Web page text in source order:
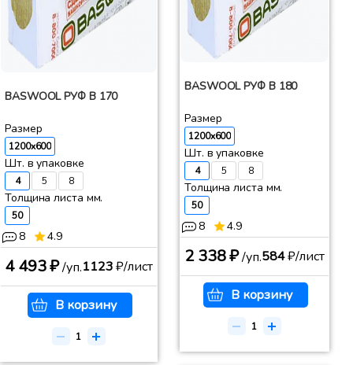
BASWOOL РУФ В 170
Размер
1200x600
Шт. в упаковке
4 5 8
Толщина листа мм.
50
8 4.9
4 493 ₽/уп.1123₽/лист
В корзину
BASWOOL РУФ В 180
Размер
1200x600
Шт. в упаковке
4 5 8
Толщина листа мм.
50
8 4.9
2 338 ₽/уп.584₽/лист
В корзину